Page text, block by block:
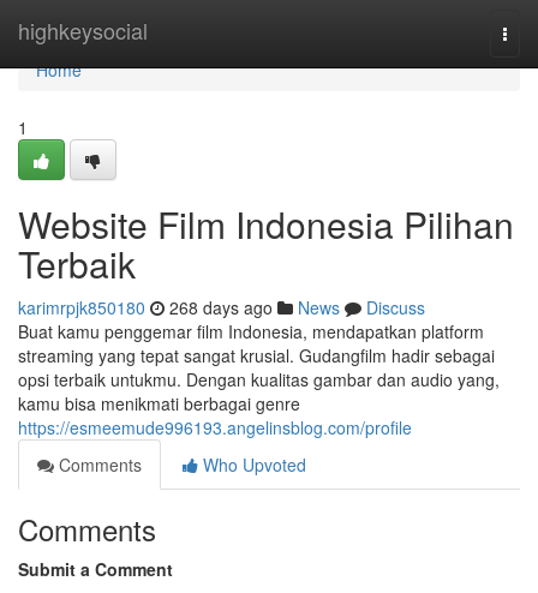
highkeysocial
Home
Home
1
Website Film Indonesia Pilihan
Terbaik
karimrpjk850180 268 days ago News
Discuss
Buat kamu penggemar film Indonesia, mendapatkan platform
streaming yang tepat sangat krusial. Gudangfilm hadir sebagai
opsi terbaik untukmu. Dengan kualitas gambar dan audio yang,
kamu bisa menikmati berbagai genre
https://esmeemude996193.angelinsblog.com/profile
Comments
Who Upvoted
Comments
Submit a Comment